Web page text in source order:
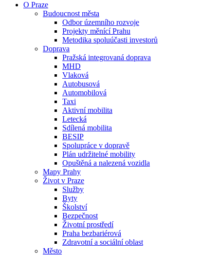
O Praze
Budoucnost města
Odbor územního rozvoje
Projekty měnící Prahu
Metodika spoluúčasti investorů
Doprava
Pražská integrovaná doprava
MHD
Vlaková
Autobusová
Automobilová
Taxi
Aktivní mobilita
Letecká
Sdílená mobilita
BESIP
Spolupráce v dopravě
Plán udržitelné mobility
Opuštěná a nalezená vozidla
Mapy Prahy
Život v Praze
Služby
Byty
Školství
Bezpečnost
Životní prostředí
Praha bezbariérová
Zdravotní a sociální oblast
Město